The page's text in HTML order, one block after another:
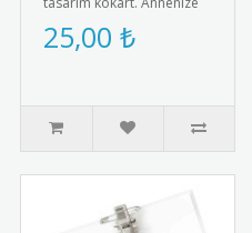
sevginizi göstermek için
harika bir hediye
25,00 ₺